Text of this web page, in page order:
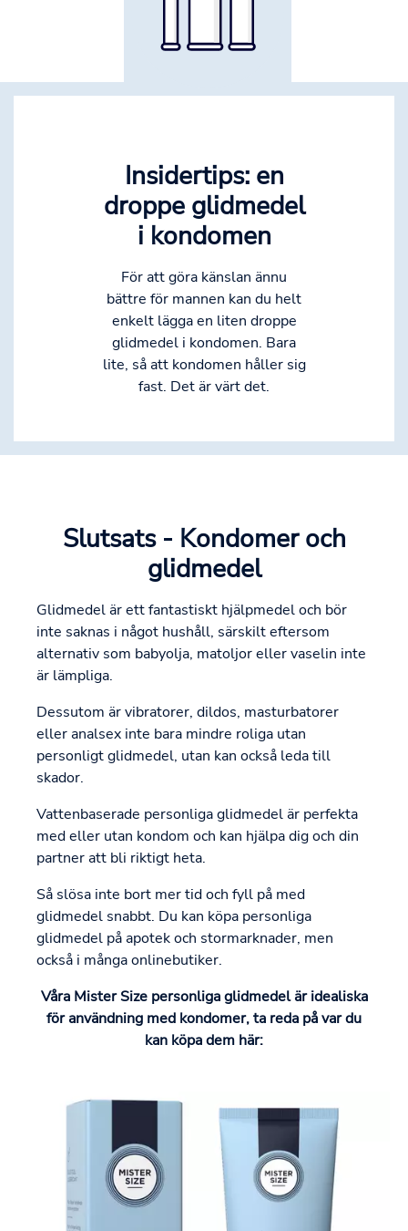
Insidertips: en
droppe glidmedel
i kondomen
För att göra känslan ännu
bättre för mannen kan du helt
enkelt lägga en liten droppe
glidmedel i kondomen. Bara
lite, så att kondomen håller sig
fast. Det är värt det.
Slutsats - Kondomer och
glidmedel
Glidmedel är ett fantastiskt hjälpmedel och bör
inte saknas i något hushåll, särskilt eftersom
alternativ som babyolja, matoljor eller vaselin inte
är lämpliga.
Dessutom är vibratorer, dildos, masturbatorer
eller analsex inte bara mindre roliga utan
personligt glidmedel, utan kan också leda till
skador.
Vattenbaserade personliga glidmedel är perfekta
med eller utan kondom och kan hjälpa dig och din
partner att bli riktigt heta.
Så slösa inte bort mer tid och fyll på med
glidmedel snabbt. Du kan köpa personliga
glidmedel på apotek och stormarknader, men
också i många onlinebutiker.
Våra Mister Size personliga glidmedel är idealiska
för användning med kondomer, ta reda på var du
kan köpa dem här: